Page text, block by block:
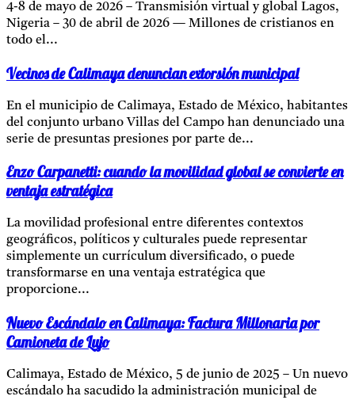
4-8 de mayo de 2026 – Transmisión virtual y global Lagos,
Nigeria – 30 de abril de 2026 — Millones de cristianos en
todo el...
Vecinos de Calimaya denuncian extorsión municipal
En el municipio de Calimaya, Estado de México, habitantes
del conjunto urbano Villas del Campo han denunciado una
serie de presuntas presiones por parte de...
Enzo Carpanetti: cuando la movilidad global se convierte en
ventaja estratégica
La movilidad profesional entre diferentes contextos
geográficos, políticos y culturales puede representar
simplemente un currículum diversificado, o puede
transformarse en una ventaja estratégica que
proporcione...
Nuevo Escándalo en Calimaya: Factura Millonaria por
Camioneta de Lujo
Calimaya, Estado de México, 5 de junio de 2025 – Un nuevo
escándalo ha sacudido la administración municipal de